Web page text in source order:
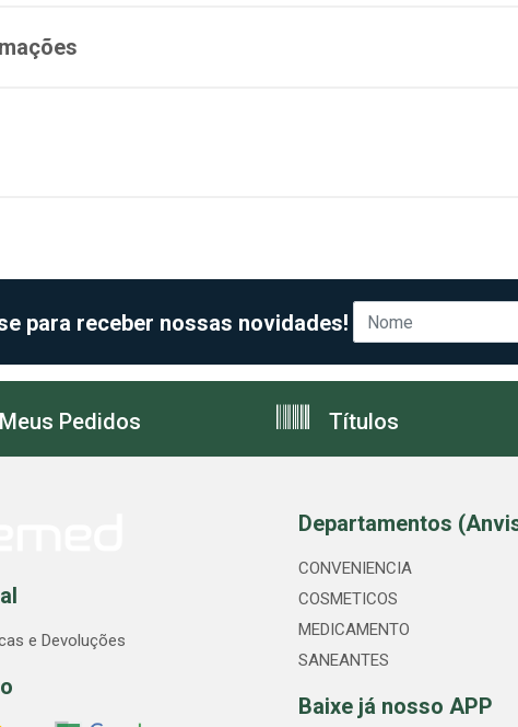
para receber nossas novidades!
Meus Pedidos Títulos
e Devoluções
Departamentos
CONVENIENCIA
COSMETICOS
MEDICAMENTO
SANEANTES
Baixe já nosso APP